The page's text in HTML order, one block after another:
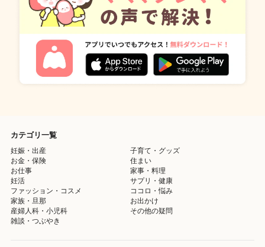
カテゴリ一覧
妊娠・出産
子育て・グッズ
お金・保険
住まい
お仕事
家事・料理
妊活
サプリ・健康
ファッション・コスメ
ココロ・悩み
家族・旦那
お出かけ
産婦人科・小児科
その他の疑問
雑談・つぶやき